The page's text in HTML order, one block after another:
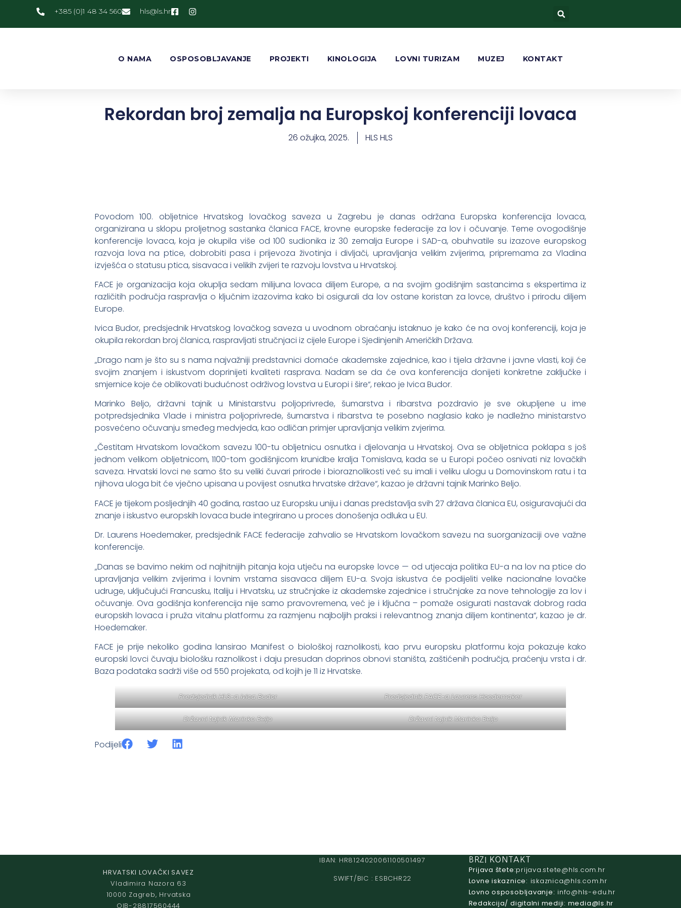
+385 (0)1 48 34 560 rh.sl
@slh
O NAMA OSPOSOBLJAVANJE PROJEKTI KINOLOGIJA LOVNI TURIZAM MUZEJ KONTAKT
Rekordan broj zemalja na Europskoj konferenciji lovaca
26 ožujka, 2025. HLS HLS
Povodom 100. obljetnice Hrvatskog lovačkog saveza u Zagrebu je danas održana Europska konferencija lovaca,
organizirana u sklopu proljetnog sastanka članica FACE, krovne europske federacije za lov i očuvanje. Teme ovogodišnje
konferencije lovaca, koja je okupila više od 100 sudionika iz 30 zemalja Europe i SAD-a, obuhvatile su izazove europskog
razvoja lova na ptice, dobrobiti pasa i prijevoza životinja i divljači, upravljanja velikim zvijerima, pripremama za Vladina
izvješća o statusu ptica, sisavaca i velikih zvijeri te razvoju lovstva u Hrvatskoj.
FACE je organizacija koja okuplja sedam milijuna lovaca diljem Europe, a na svojim godišnjim sastancima s ekspertima iz
različitih područja raspravlja o ključnim izazovima kako bi osigurali da lov ostane koristan za lovce, društvo i prirodu diljem
Europe.
Ivica Budor, predsjednik Hrvatskog lovačkog saveza u uvodnom obraćanju istaknuo je kako će na ovoj konferenciji, koja je
okupila rekordan broj članica, raspravljati stručnjaci iz cijele Europe i Sjedinjenih Američkih Država.
„Drago nam je što su s nama najvažniji predstavnici domaće akademske zajednice, kao i tijela državne i javne vlasti, koji će
svojim znanjem i iskustvom doprinijeti kvaliteti rasprava. Nadam se da će ova konferencija donijeti konkretne zaključke i
smjernice koje će oblikovati budućnost održivog lovstva u Europi i šire“, rekao je Ivica Budor.
Marinko Beljo, državni tajnik u Ministarstvu poljoprivrede, šumarstva i ribarstva pozdravio je sve okupljene u ime
potpredsjednika Vlade i ministra poljoprivrede, šumarstva i ribarstva te posebno naglasio kako je nadležno ministarstvo
posvećeno očuvanju smeđeg medvjeda, kao odličan primjer upravljanja velikim zvjerima.
„Čestitam Hrvatskom lovačkom savezu 100-tu obljetnicu osnutka i djelovanja u Hrvatskoj. Ova se obljetnica poklapa s još
jednom velikom obljetnicom, 1100-tom godišnjicom krunidbe kralja Tomislava, kada se u Europi počeo osnivati niz lovačkih
saveza. Hrvatski lovci ne samo što su veliki čuvari prirode i bioraznolikosti već su imali i veliku ulogu u Domovinskom ratu i ta
njihova uloga bit će vječno upisana u povijest osnutka hrvatske države“, kazao je državni tajnik Marinko Beljo.
FACE je tijekom posljednjih 40 godina, rastao uz Europsku uniju i danas predstavlja svih 27 država članica EU, osiguravajući da
znanje i iskustvo europskih lovaca bude integrirano u proces donošenja odluka u EU.
Dr. Laurens Hoedemaker, predsjednik FACE federacije zahvalio se Hrvatskom lovačkom savezu na suorganizaciji ove važne
konferencije.
„Danas se bavimo nekim od najhitnijih pitanja koja utječu na europske lovce — od utjecaja politika EU-a na lov na ptice do
upravljanja velikim zvijerima i lovnim vrstama sisavaca diljem EU-a. Svoja iskustva će podijeliti velike nacionalne lovačke
udruge, uključujući Francusku, Italiju i Hrvatsku, uz stručnjake iz akademske zajednice i stručnjake za nove tehnologije za lov i
očuvanje. Ova godišnja konferencija nije samo pravovremena, već je i ključna – pomaže osigurati nastavak dobrog rada
europskih lovaca i pruža vitalnu platformu za razmjenu najboljih praksi i relevantnog znanja diljem kontinenta“, kazao je dr.
Hoedemaker.
FACE je prije nekoliko godina lansirao Manifest o biološkoj raznolikosti, kao prvu europsku platformu koja pokazuje kako
europski lovci čuvaju biološku raznolikost i daju presudan doprinos obnovi staništa, zaštićenih područja, praćenju vrsta i dr.
Baza podataka sadrži više od 550 projekata, od kojih je 11 iz Hrvatske.
Predsjednik HLS-a Ivica Budor Predsjednik FACE-a Laurens Hoedemaker
Državni tajnik Marinko Beljo Državni tajnik Marinko Beljo
Podijeli
HRVATSKI LOVAČKI SAVEZ
Vladimira Nazora 63
10000 Zagreb, Hrvatska
OIB-28817560444
IBAN: HR8124020061100501497
SWIFT/BIC : ESBCHR22
BRZI KONTAKT
Prijava štete: rh.moc.slh
@etets.avajirp
Lovne iskaznice:
rh.moc.slh
@acinzaksi
Lovno osposobljavanje:
rh.ude-slh
@ofni
Redakcija/ digitalni mediji:
rh.sl
@aidem